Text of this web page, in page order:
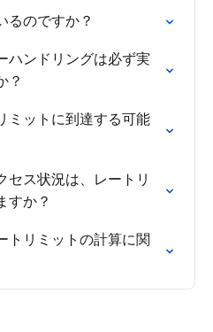
るのですか？
ハンドリングは必ず実
？
ミットに到達する可能
セス状況は、レートリ
すか？
トリミットの計算に関